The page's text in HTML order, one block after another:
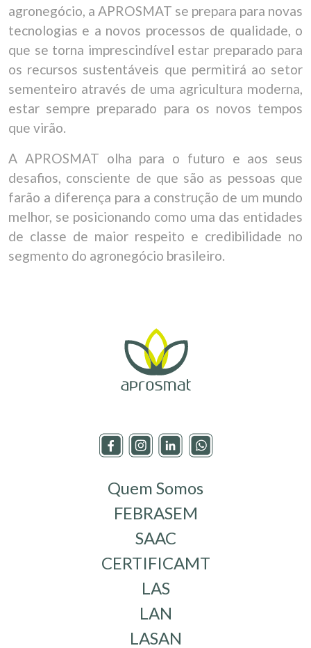
agronegócio, a APROSMAT se prepara para novas
tecnologias e a novos processos de qualidade, o
que se torna imprescindível estar preparado para
os recursos sustentáveis que permitirá ao setor
sementeiro através de uma agricultura moderna,
estar sempre preparado para os novos tempos
que virão.
A APROSMAT olha para o futuro e aos seus
desafios, consciente de que são as pessoas que
farão a diferença para a construção de um mundo
melhor, se posicionando como uma das entidades
de classe de maior respeito e credibilidade no
segmento do agronegócio brasileiro.
Quem Somos
FEBRASEM
SAAC
CERTIFICAMT
LAS
LAN
LASAN